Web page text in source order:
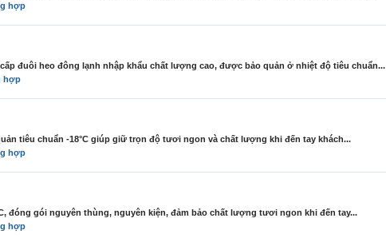
hợp
cấp đuôi heo đông lạnh nhập khẩu chất lượng cao, được bảo quản ở nhiệt độ tiêu chuẩn...
hợp
tiêu chuẩn -18°C giúp giữ trọn độ tươi ngon và chất lượng khi đến tay khách...
hợp
đóng gói nguyên thùng, nguyên kiện, đảm bảo chất lượng tươi ngon khi đến tay...
hợp